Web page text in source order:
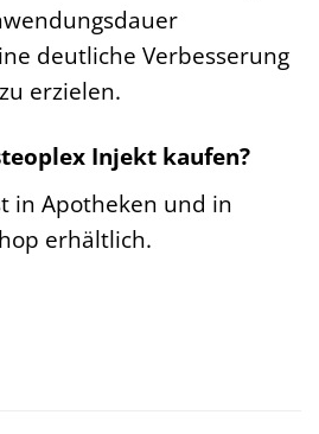
deutliche Verbesserung
erzielen.
Injekt kaufen?
in Apotheken und in
erhältlich.